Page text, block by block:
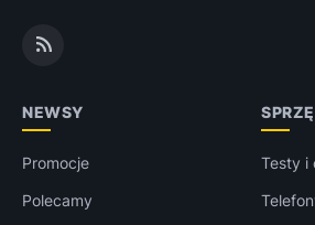
NEWSY
Promocje
Polecamy
Testy i